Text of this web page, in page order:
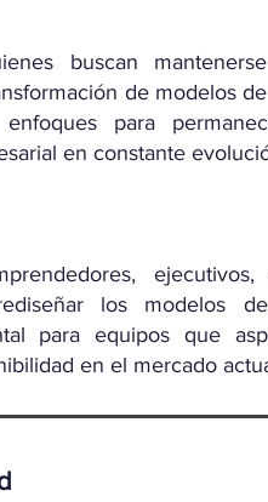
buscan
de modelos
para
en constante
los modelos
para equipos que
en el mercado